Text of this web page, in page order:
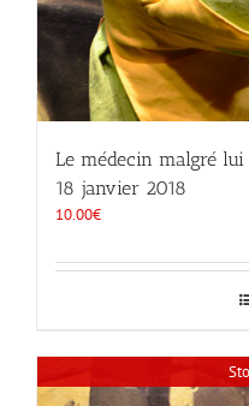
Le médecin malgré lui
18 janvier 2018
10.00€